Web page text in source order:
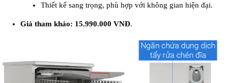
Thiết kế sang trọng, phù hợp với không gian hiện đại.
Giá tham khảo: 15.990.000 VNĐ.